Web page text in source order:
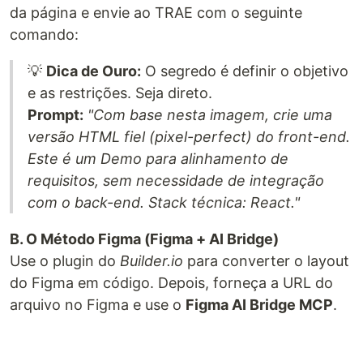
da página e envie ao TRAE com o seguinte
comando:
💡 Dica de Ouro: O segredo é definir o objetivo
e as restrições. Seja direto.
Prompt: "Com base nesta imagem, crie uma
versão HTML fiel (pixel-perfect) do front-end.
Este é um Demo para alinhamento de
requisitos, sem necessidade de integração
com o back-end. Stack técnica: React."
B. O Método Figma (Figma + AI Bridge)
Use o plugin do Builder.io para converter o layout
do Figma em código. Depois, forneça a URL do
arquivo no Figma e use o Figma AI Bridge MCP.